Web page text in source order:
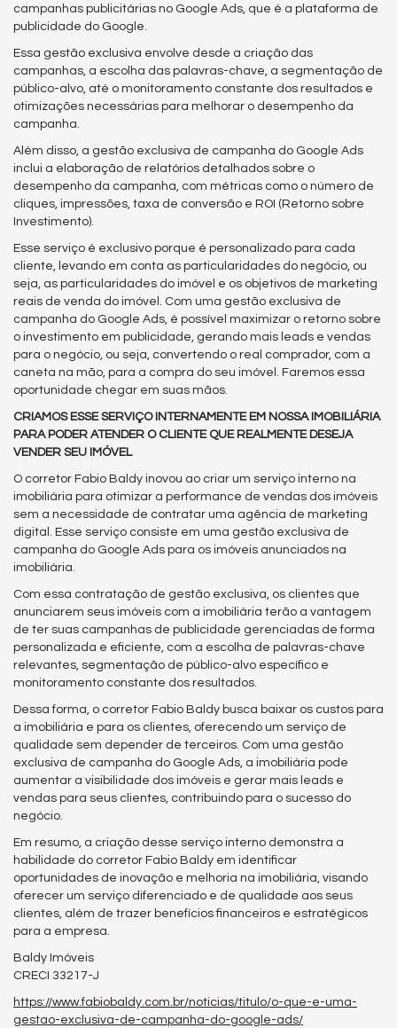
campanhas publicitárias no Google Ads, que é a plataforma de
publicidade do Google.
Essa gestão exclusiva envolve desde a criação das
campanhas, a escolha das palavras-chave, a segmentação de
público-alvo, até o monitoramento constante dos resultados e
otimizações necessárias para melhorar o desempenho da
campanha.
Além disso, a gestão exclusiva de campanha do Google Ads
inclui a elaboração de relatórios detalhados sobre o
desempenho da campanha, com métricas como o número de
cliques, impressões, taxa de conversão e ROI (Retorno sobre
Investimento).
Esse serviço é exclusivo porque é personalizado para cada
cliente, levando em conta as particularidades do negócio, ou
seja, as particularidades do imóvel e os objetivos de marketing
reais de venda do imóvel. Com uma gestão exclusiva de
campanha do Google Ads, é possível maximizar o retorno sobre
o investimento em publicidade, gerando mais leads e vendas
para o negócio, ou seja, convertendo o real comprador, com a
caneta na mão, para a compra do seu imóvel. Faremos essa
oportunidade chegar em suas mãos.
CRIAMOS ESSE SERVIÇO INTERNAMENTE EM NOSSA IMOBILIÁRIA
PARA PODER ATENDER O CLIENTE QUE REALMENTE DESEJA
VENDER SEU IMÓVEL
O corretor Fabio Baldy inovou ao criar um serviço interno na
imobiliária para otimizar a performance de vendas dos imóveis
sem a necessidade de contratar uma agência de marketing
digital. Esse serviço consiste em uma gestão exclusiva de
campanha do Google Ads para os imóveis anunciados na
imobiliária.
Com essa contratação de gestão exclusiva, os clientes que
anunciarem seus imóveis com a imobiliária terão a vantagem
de ter suas campanhas de publicidade gerenciadas de forma
personalizada e eficiente, com a escolha de palavras-chave
relevantes, segmentação de público-alvo específico e
monitoramento constante dos resultados.
Dessa forma, o corretor Fabio Baldy busca baixar os custos para
a imobiliária e para os clientes, oferecendo um serviço de
qualidade sem depender de terceiros. Com uma gestão
exclusiva de campanha do Google Ads, a imobiliária pode
aumentar a visibilidade dos imóveis e gerar mais leads e
vendas para seus clientes, contribuindo para o sucesso do
negócio.
Em resumo, a criação desse serviço interno demonstra a
habilidade do corretor Fabio Baldy em identificar
oportunidades de inovação e melhoria na imobiliária, visando
oferecer um serviço diferenciado e de qualidade aos seus
clientes, além de trazer benefícios financeiros e estratégicos
para a empresa.
Baldy Imóveis
CRECI 33217-J
https://www.fabiobaldy.com.br/noticias/titulo/o-que-e-uma-
gestao-exclusiva-de-campanha-do-google-ads/